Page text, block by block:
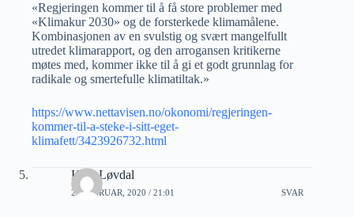
«Regjeringen kommer til å få store problemer med
«Klimakur 2030» og de forsterkede klimamålene.
Kombinasjonen av en svulstig og svært mangelfullt
utredet klimarapport, og den arrogansen kritikerne
møtes med, kommer ikke til å gi et godt grunnlag for
radikale og smertefulle klimatiltak.»
https://www.nettavisen.no/okonomi/regjeringen-
kommer-til-a-steke-i-sitt-eget-
klimafett/3423926732.html
Kåre Løvdal
21 FEBRUAR, 2020 / 21:01 SVAR